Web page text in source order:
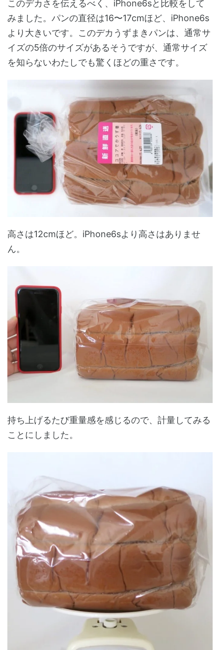
このデカさを伝えるべく、iPhone6sと比較をして
みました。パンの直径は16〜17cmほど、iPhone6s
より大きいです。このデカうずまきパンは、通常サ
イズの5倍のサイズがあるそうですが、通常サイズ
を知らないわたしでも驚くほどの重さです。
高さは12cmほど。iPhone6sより高さはありませ
ん。
持ち上げるたび重量感を感じるので、計量してみる
ことにしました。